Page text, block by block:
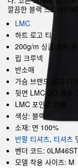
깔끔한 블랙 스트리트
LMC
하트 로고 티
200g/m 싱글 코튼 원
립 크루넥
반소매
가슴 브랜드 로고 디테
뒷면 LMC OG 콤보
LMC 포인트 라벨
색상: 블랙
소재: 면 100%
반팔 티셔츠, 티셔츠
벤더 코드:
모델 착용 사이즈: M